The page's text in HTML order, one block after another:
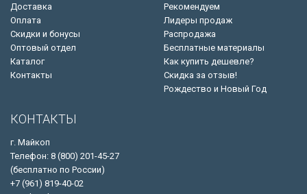
Доставка
Оплата
Скидки и бонусы
Оптовый отдел
Каталог
Контакты
Рекомендуем
Лидеры продаж
Распродажа
Бесплатные материалы
Как купить дешевле?
Скидка за отзыв!
Рождество и Новый Год
КОНТАКТЫ
г. Майкоп
Телефон: 8 (800) 201-45-27
(бесплатно по России)
+7 (961) 819-40-02